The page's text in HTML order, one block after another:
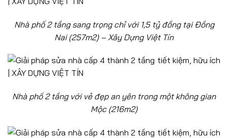
Nhà phố 2 tầng sang trọng chỉ với 1,5 tỷ đồng tại Đồng
Nai (257m2) – Xây Dựng Việt Tín
Nhà phố 2 tầng với vẻ đẹp an yên trong một không gian
Mộc (216m2)